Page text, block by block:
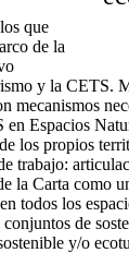
que
de la
y la CETS.
mecanismos
Espacios
los propios
trabajo:
la Carta como
todos los
de
y/o